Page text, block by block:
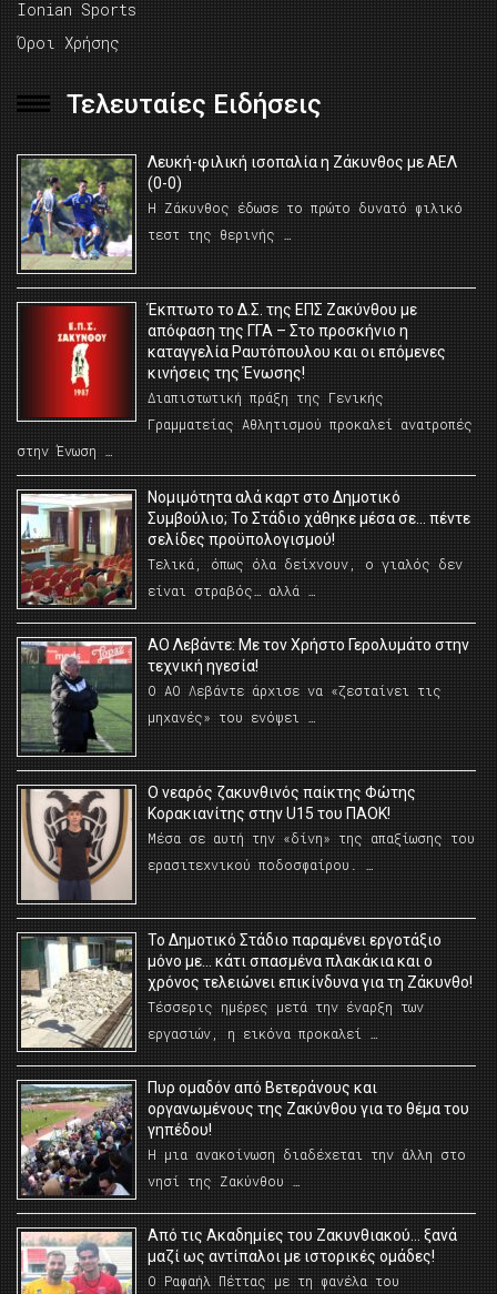
Ionian Sports
Όροι Χρήσης
Τελευταίες Ειδήσεις
Λευκή-φιλική ισοπαλία η Ζάκυνθος με ΑΕΛ
(0-0)
Η Ζάκυνθος έδωσε το πρώτο δυνατό φιλικό
τεστ της θερινής …
Έκπτωτο το Δ.Σ. της ΕΠΣ Ζακύνθου με
απόφαση της ΓΓΑ – Στο προσκήνιο η
καταγγελία Ραυτόπουλου και οι επόμενες
κινήσεις της Ένωσης!
Διαπιστωτική πράξη της Γενικής
Γραμματείας Αθλητισμού προκαλεί ανατροπές
στην Ένωση …
Νομιμότητα αλά καρτ στο Δημοτικό
Συμβούλιο; Το Στάδιο χάθηκε μέσα σε… πέντε
σελίδες προϋπολογισμού!
Τελικά, όπως όλα δείχνουν, ο γιαλός δεν
είναι στραβός… αλλά …
ΑΟ Λεβάντε: Με τον Χρήστο Γερολυμάτο στην
τεχνική ηγεσία!
Ο ΑΟ Λεβάντε άρχισε να «ζεσταίνει τις
μηχανές» του ενόψει …
O νεαρός ζακυνθινός παίκτης Φώτης
Κορακιανίτης στην U15 του ΠΑΟΚ!
Μέσα σε αυτή την «δίνη» της απαξίωσης του
ερασιτεχνικού ποδοσφαίρου. …
Το Δημοτικό Στάδιο παραμένει εργοτάξιο
μόνο με… κάτι σπασμένα πλακάκια και ο
χρόνος τελειώνει επικίνδυνα για τη Ζάκυνθο!
Τέσσερις ημέρες μετά την έναρξη των
εργασιών, η εικόνα προκαλεί …
Πυρ ομαδόν από Βετεράνους και
οργανωμένους της Ζακύνθου για το θέμα του
γηπέδου!
Η μια ανακοίνωση διαδέχεται την άλλη στο
νησί της Ζακύνθου …
Από τις Ακαδημίες του Ζακυνθιακού… ξανά
μαζί ως αντίπαλοι με ιστορικές ομάδες!
Ο Ραφαήλ Πέττας με τη φανέλα του